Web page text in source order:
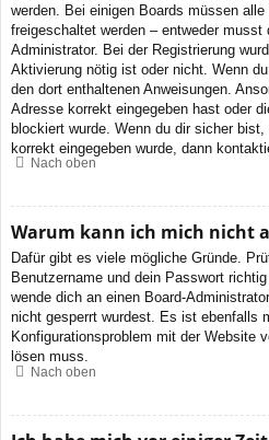
werden. Bei einigen Boards müssen
freigeschaltet werden – entweder
Administrator. Bei der Registrierung
Aktivierung nötig ist oder nicht. Wenn
den dort enthaltenen Anweisungen.
Adresse korrekt eingegeben hast oder
blockiert wurde. Wenn du dir sicher
korrekt eingegeben wurde, dann
Nach oben
Warum kann ich mich nicht
Dafür gibt es viele mögliche Gründe.
Benutzername und dein Passwort
wende dich an einen Board-
nicht gesperrt wurdest. Es ist ebenfalls
Konfigurationsproblem mit der Website
lösen muss.
Nach oben